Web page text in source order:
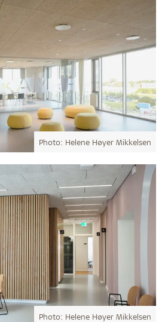
Photo: Helene Høyer Mikkelsen
Photo: Helene Høyer Mikkelsen